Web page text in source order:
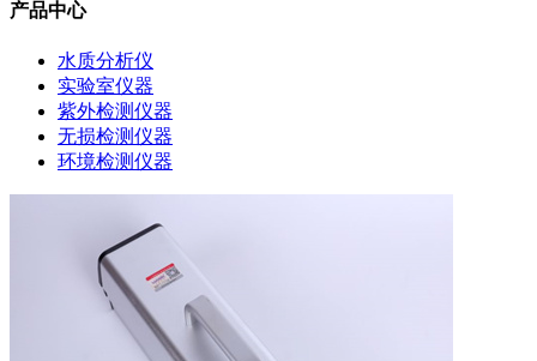
产品中心
水质分析仪
实验室仪器
紫外检测仪器
无损检测仪器
环境检测仪器